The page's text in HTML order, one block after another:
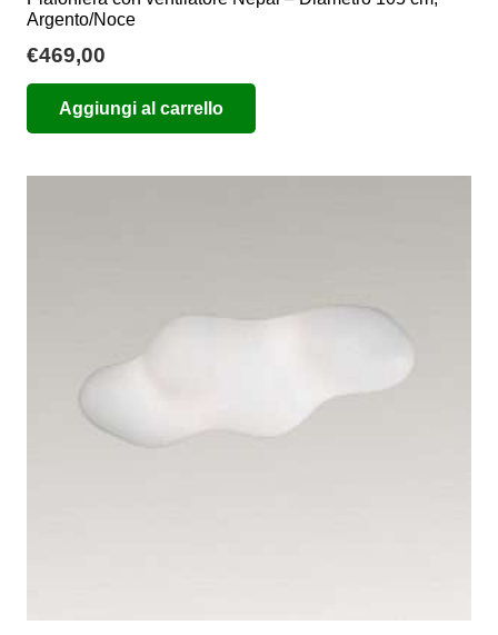
Argento/Noce
€469,00
Aggiungi al carrello